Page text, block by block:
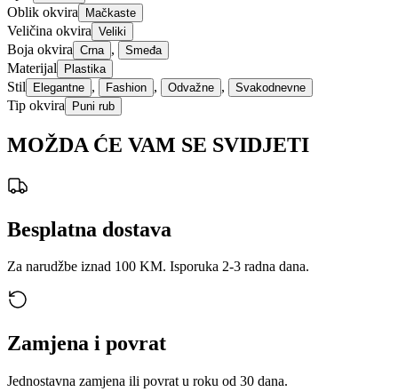
Oblik okvira Mačkaste
Veličina okvira Veliki
Boja okvira Crna , Smeđa
Materijal Plastika
Stil Elegantne , Fashion , Odvažne , Svakodnevne
Tip okvira Puni rub
MOŽDA ĆE VAM SE SVIDJETI
Besplatna dostava
Za narudžbe iznad 100 KM. Isporuka 2-3 radna dana.
Zamjena i povrat
Jednostavna zamjena ili povrat u roku od 30 dana.